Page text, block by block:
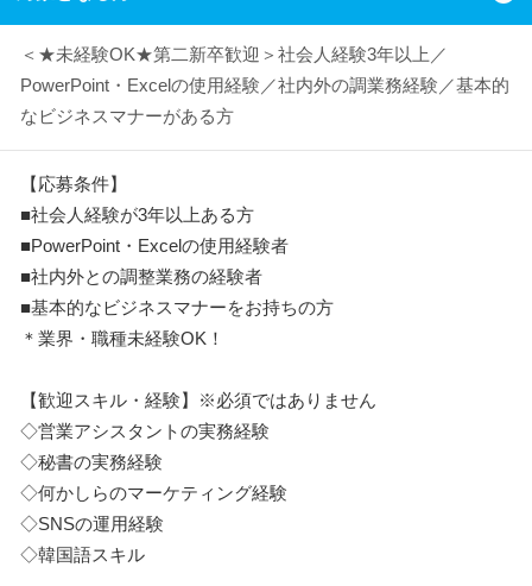
＜★未経験OK★第二新卒歓迎＞社会人経験3年以上／
PowerPoint・Excelの使用経験／社内外の調業務経験／基本的
なビジネスマナーがある方
【応募条件】
■社会人経験が3年以上ある方
■PowerPoint・Excelの使用経験者
■社内外との調整業務の経験者
■基本的なビジネスマナーをお持ちの方
＊業界・職種未経験OK！
【歓迎スキル・経験】※必須ではありません
◇営業アシスタントの実務経験
◇秘書の実務経験
◇何かしらのマーケティング経験
◇SNSの運用経験
◇韓国語スキル